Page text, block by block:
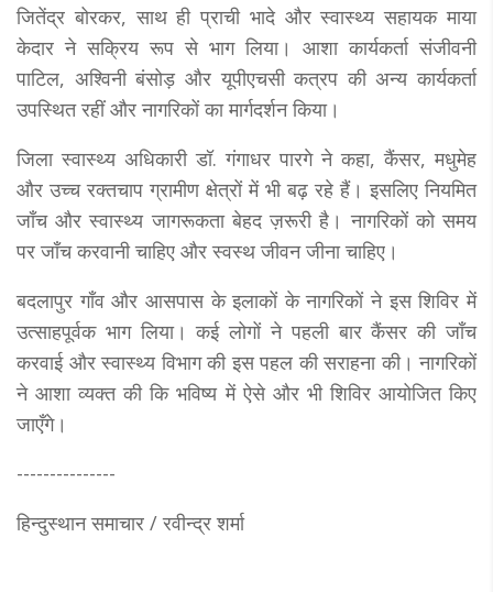
जितेंद्र बोरकर, साथ ही प्राची भादे और स्वास्थ्य सहायक माया
केदार ने सक्रिय रूप से भाग लिया। आशा कार्यकर्ता संजीवनी
पाटिल, अश्विनी बंसोड़ और यूपीएचसी कत्रप की अन्य कार्यकर्ता
उपस्थित रहीं और नागरिकों का मार्गदर्शन किया।
जिला स्वास्थ्य अधिकारी डॉ. गंगाधर पारगे ने कहा, कैंसर, मधुमेह
और उच्च रक्तचाप ग्रामीण क्षेत्रों में भी बढ़ रहे हैं। इसलिए नियमित
जाँच और स्वास्थ्य जागरूकता बेहद ज़रूरी है। नागरिकों को समय
पर जाँच करवानी चाहिए और स्वस्थ जीवन जीना चाहिए।
बदलापुर गाँव और आसपास के इलाकों के नागरिकों ने इस शिविर में
उत्साहपूर्वक भाग लिया। कई लोगों ने पहली बार कैंसर की जाँच
करवाई और स्वास्थ्य विभाग की इस पहल की सराहना की। नागरिकों
ने आशा व्यक्त की कि भविष्य में ऐसे और भी शिविर आयोजित किए
जाएँगे।
---------------
हिन्दुस्थान समाचार / रवीन्द्र शर्मा